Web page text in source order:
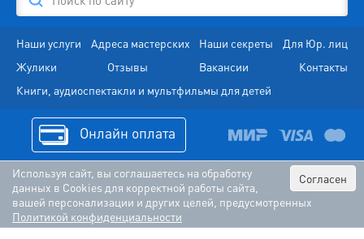
Наши услуги Адреса мастерских Наши секреты
Для Юр. лиц
Жулики
Отзывы Вакансии
Контакты
Книги, аудиоспектакли и мультфильмы для детей
Онлайн оплата
Согласен
Используя сайт, вы соглашаетесь на обработку
данных в Cookies для корректной работы сайта,
вашей персонализации и других целей, предусмотренных
Политикой конфиденциальности